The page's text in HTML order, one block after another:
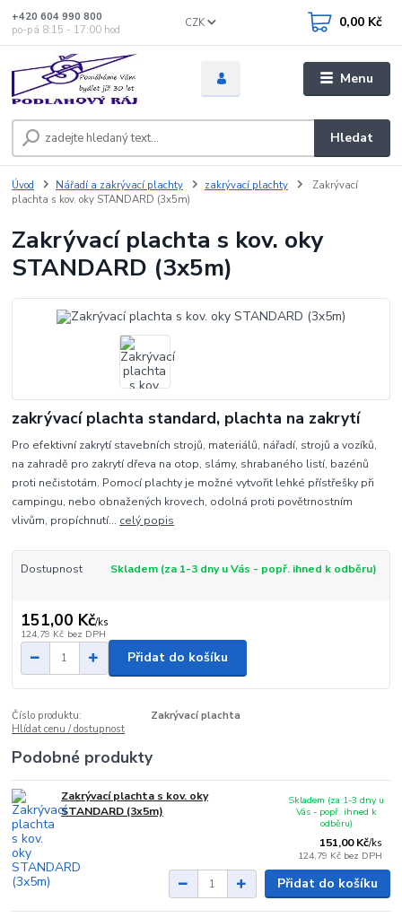
Menu
CZK
Hledat
+420 604 990 800
po-pá 8:15 - 17:00 hod
0,00 Kč
Úvod Nářadí a zakrývací plachty zakrývací plachty
Zakrývací
plachta s kov. oky STANDARD (3x5m)
Zakrývací plachta s kov. oky
STANDARD (3x5m)
zakrývací plachta standard, plachta na zakrytí
Pro efektivní zakrytí stavebních strojů, materiálů, nářadí, strojů a vozíků,
na zahradě pro zakrytí dřeva na otop, slámy, shrabaného listí, bazénů
proti nečistotám. Pomocí plachty je možné vytvořit lehké přístřešky při
campingu, nebo obnažených krovech, odolná proti povětrnostním
vlivům, propíchnutí... celý popis
Dostupnost Skladem (za 1-3 dny u Vás - popř. ihned k odběru)
151,00 Kč/ks
124,79 Kč bez DPH
Přidat do košíku
Číslo produktu:
Zakrývací plachta
Hlídat cenu / dostupnost
Podobné produkty
Zakrývací plachta s kov. oky
STANDARD (3x5m)
151,00 Kč/ks
124,79 Kč bez DPH
Skladem (za 1-3 dny u
Vás - popř. ihned k
odběru)
Přidat do košíku